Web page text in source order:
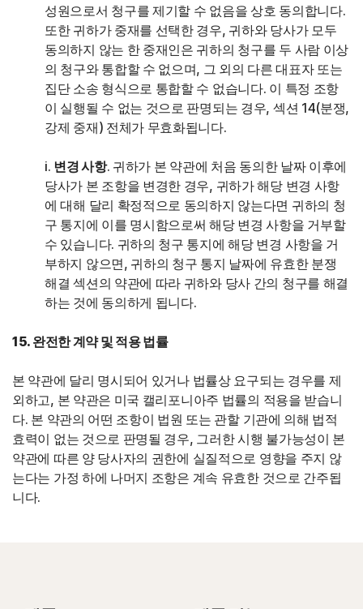
성원으로서 청구를 제기할 수 없음을 상호 동의합니다.
또한 귀하가 중재를 선택한 경우, 귀하와 당사가 모두
동의하지 않는 한 중재인은 귀하의 청구를 두 사람 이상
의 청구와 통합할 수 없으며, 그 외의 다른 대표자 또는
집단 소송 형식으로 통합할 수 없습니다. 이 특정 조항
이 실행될 수 없는 것으로 판명되는 경우, 섹션 14(분쟁,
강제 중재) 전체가 무효화됩니다.
i. 변경 사항. 귀하가 본 약관에 처음 동의한 날짜 이후에
당사가 본 조항을 변경한 경우, 귀하가 해당 변경 사항
에 대해 달리 확정적으로 동의하지 않는다면 귀하의 청
구 통지에 이를 명시함으로써 해당 변경 사항을 거부할
수 있습니다. 귀하의 청구 통지에 해당 변경 사항을 거
부하지 않으면, 귀하의 청구 통지 날짜에 유효한 분쟁
해결 섹션의 약관에 따라 귀하와 당사 간의 청구를 해결
하는 것에 동의하게 됩니다.
15. 완전한 계약 및 적용 법률
본 약관에 달리 명시되어 있거나 법률상 요구되는 경우를 제
외하고, 본 약관은 미국 캘리포니아주 법률의 적용을 받습니
다. 본 약관의 어떤 조항이 법원 또는 관할 기관에 의해 법적
효력이 없는 것으로 판명될 경우, 그러한 시행 불가능성이 본
약관에 따른 양 당사자의 권한에 실질적으로 영향을 주지 않
는다는 가정 하에 나머지 조항은 계속 유효한 것으로 간주됩
니다.